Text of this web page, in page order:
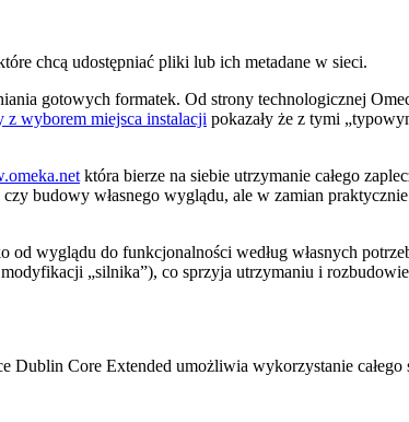
chcą udostępniać pliki lub ich metadane w sieci.
gotowych formatek. Od strony technologicznej
z wyborem miejsca instalacji pokazały że z tymi
która bierze na siebie utrzymanie całego
budowy własnego wyglądu, ale w zamian
wyglądu do funkcjonalności według własnych
„silnika”), co sprzyja utrzymaniu i
Core Extended umożliwia wykorzystanie